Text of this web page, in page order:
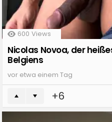
600 Views
Nicolas Novoa, der
Belgiens
vor etwa einem Tag
6